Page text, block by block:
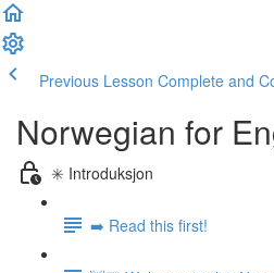
Previous Lesson Complete and
Norwegian for
✳️ Introduksjon
➡️ Read this first!